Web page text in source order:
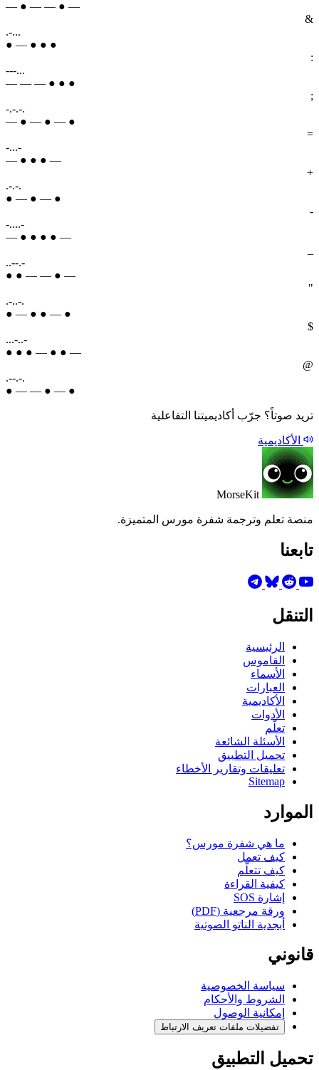
— ● — — ● —
&
.-...
● — ● ● ●
:
---...
— — — ● ● ●
;
-.-.-.
— ● — ● — ●
=
-...-
— ● ● ● —
+
.-.-.
● — ● — ●
-
-....-
— ● ● ● ● —
..--.-
● ● — — ● —
"
.-..-.
● — ● ● — ●
$
...-..-
● ● ● — ● ● —
@
.--.-.
● — — ● — ●
تريد صوتاً؟ جرّب أكاديميتنا التفاعلية
الأكاديمية
MorseKit
منصة تعلم وترجمة شفرة مورس المتميزة.
تابعنا
التنقل
الرئيسية
القاموس
الأسماء
العبارات
الأكاديمية
الأدوات
تعلّم
الأسئلة الشائعة
تحميل التطبيق
تعليقات وتقارير الأخطاء
Sitemap
الموارد
ما هي شفرة مورس؟
كيف تعمل
كيف تتعلّم
كيفية القراءة
إشارة SOS
ورقة مرجعية (PDF)
أبجدية الناتو الصوتية
قانوني
سياسة الخصوصية
الشروط والأحكام
إمكانية الوصول
تفضيلات ملفات تعريف الارتباط
تحميل التطبيق